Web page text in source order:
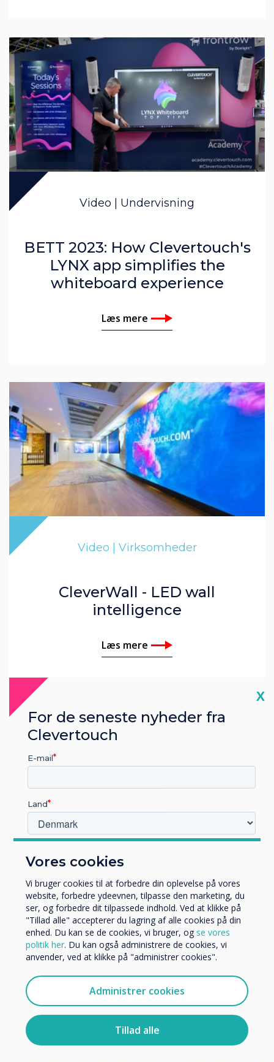
Video | Undervisning
BETT 2023: How Clevertouch's
LYNX app simplifies the
whiteboard experience
Læs mere
Video | Virksomheder
CleverWall - LED wall
intelligence
Læs mere
London Gallery - Virtual Tour
Læs mere
Vores cookies
Vi bruger cookies til at forbedre din oplevelse på vores
website, forbedre ydeevnen, tilpasse den marketing, du
ser, og forbedre dit tilpassede indhold. Ved at klikke på
"Tillad alle" accepterer du lagring af alle cookies på din
enhed. Du kan se de cookies, vi bruger, og se vores
politik her. Du kan også administrere de cookies, vi
anvender, ved at klikke på "administrer cookies".
Administrer cookies
Tillad alle
X
For de seneste nyheder fra
Clevertouch
E-mail
Land
Uddannelse
Virksomhed
Andre
Organisationens navn
Vi vil gerne kontakte dig om vores produkter og tjenester
Jeg accepterer at modtage kommunikation fra
Clevertouch.
Du kan finde oplysninger om, hvordan vi indsamler og
bruger dine personlige oplysninger, i vores
privatlivspolitik.